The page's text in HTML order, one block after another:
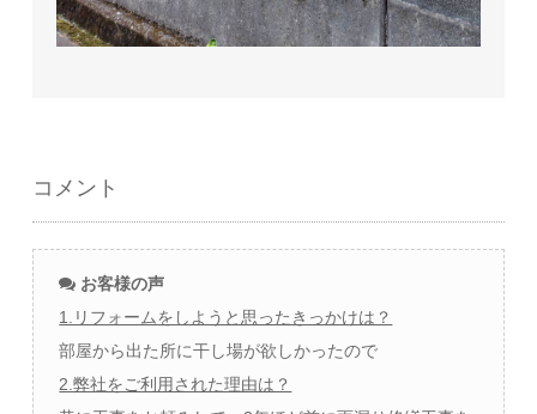
コメント
お客様の声
1.リフォームをしようと思ったきっかけは？
部屋から出た所に干し場が欲しかったので
2.弊社をご利用された理由は？